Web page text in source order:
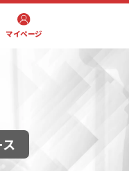
マイページ